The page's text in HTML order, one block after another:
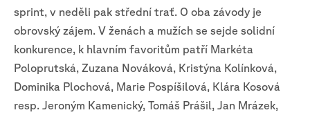
sprint, v neděli pak střední trať. O oba závody je
obrovský zájem. V ženách a mužích se sejde solidní
konkurence, k hlavním favoritům patří Markéta
Poloprutská, Zuzana Nováková, Kristýna Kolínková,
Dominika Plochová, Marie Pospíšilová, Klára Kosová
resp. Jeroným Kamenický, Tomáš Prášil, Jan Mrázek,